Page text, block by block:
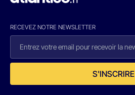
RECEVEZ NOTRE NEWSLETTER
S'INSCRIRE